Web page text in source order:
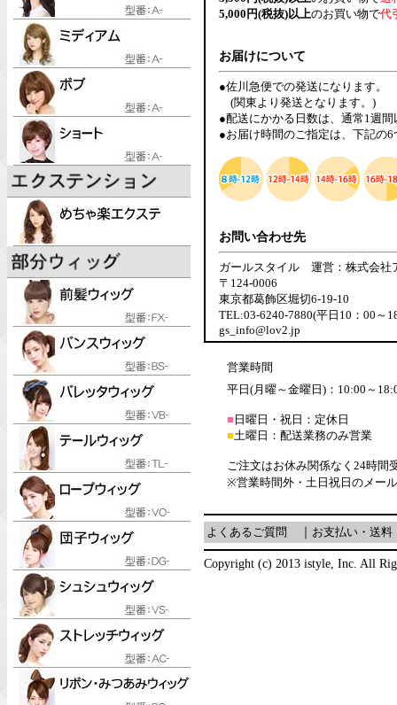
5,000円(税抜)以上のお買い物で代
お届けについて
●佐川急便での発送になります。
(関東より発送となります。)
●配送にかかる日数は、通常1週
●お届け時間のご指定は、下記の
お問い合わせ先
ガールスタイル 運営：株式会社
〒124-0006
東京都葛飾区堀切6-19-10
TEL:03-6240-7880(平日10：00～
gs_info@lov2.jp
営業時間
平日(月曜～金曜日)：10:00～
■ 日曜日・祝日：定休日
■土曜日：配送業務のみ営業
ご注文はお休み関係なく24時間
※営業時間外・土日祝日のメー
よくあるご質問 お支払い・送料
Copyright (c) 2013 istyle, Inc. All